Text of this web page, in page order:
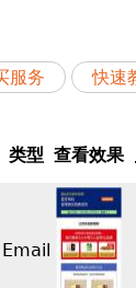
服务 快速
类型 查看效果
Email